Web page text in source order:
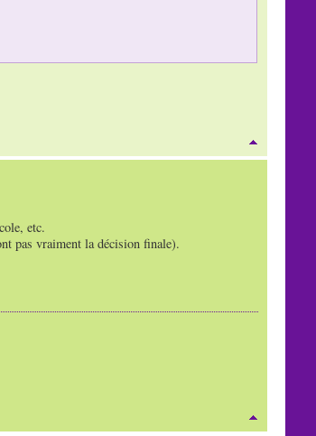
etc.
pas vraiment la décision finale).